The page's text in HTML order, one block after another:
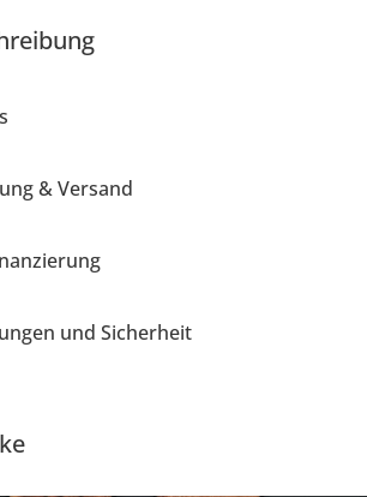
& Versand
und Sicherheit